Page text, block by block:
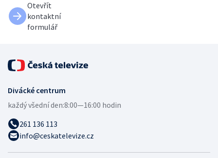
Otevřít
kontaktní
formulář
Divácké centrum
každý všední den:8:00—16:00 hodin
261 136 113
info@ceskatelevize.cz